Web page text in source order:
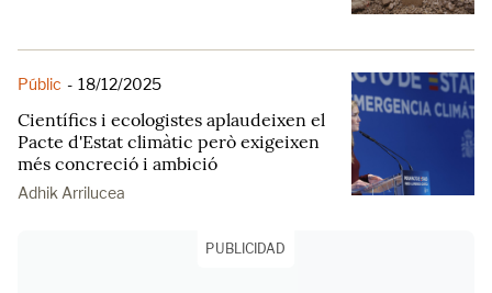
Públic - 18/12/2025
Científics i ecologistes aplaudeixen el
Pacte d'Estat climàtic però exigeixen
més concreció i ambició
Adhik Arrilucea
PUBLICIDAD